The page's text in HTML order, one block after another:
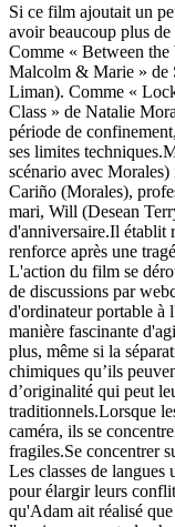
Si ce film ajoutait un
avoir beaucoup plus de
Comme « Between
Malcolm & Marie » de
Liman). Comme «
Class » de Natalie
période de
ses limites
scénario avec
Cariño (Morales),
mari, Will (Desean
d'anniversaire.Il établit
renforce après une
L'action du film se
de discussions par
d'ordinateur portable à
manière fascinante
plus, même si la
chimiques qu’ils
d’originalité qui peut
traditionnels.Lorsque
caméra, ils se
fragiles.Se concentrer
Les classes de langues
pour élargir leurs
qu'Adam ait réalisé